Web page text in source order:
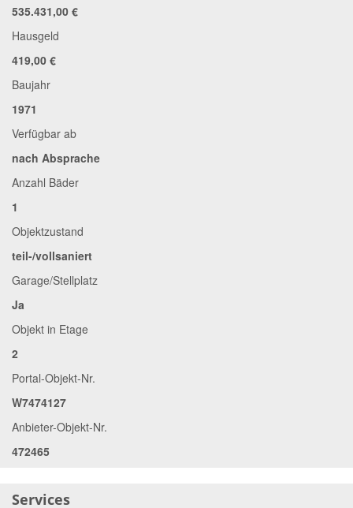
535.431,00 €
Hausgeld
419,00 €
Baujahr
1971
Verfügbar ab
nach Absprache
Anzahl Bäder
1
Objektzustand
teil-/vollsaniert
Garage/Stellplatz
Ja
Objekt in Etage
2
Portal-Objekt-Nr.
W7474127
Anbieter-Objekt-Nr.
472465
Services